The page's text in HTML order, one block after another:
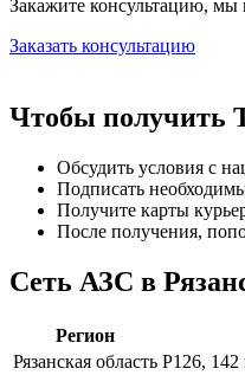
Закажите консультацию, мы
Заказать консультацию
Чтобы получить
Обсудить условия с
Подписать
Получите карты
После получения,
Сеть АЗС в
Регион
Рязанская область Р126, 142